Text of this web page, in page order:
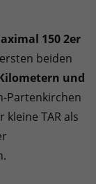
150 2er
beiden
und
Partenkirchen
TAR als